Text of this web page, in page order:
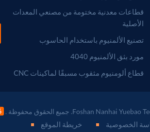
قطاعات معدنية مختومة من مصنعي المعدات
الأصلية
تصنيع الألمنيوم باستخدام الحاسوب
مورد بثق الألمنيوم 4040
قطاع ألومنيوم مثقوب مسبقًا لماكينات CNC
الخصوصية خريطة الموقع